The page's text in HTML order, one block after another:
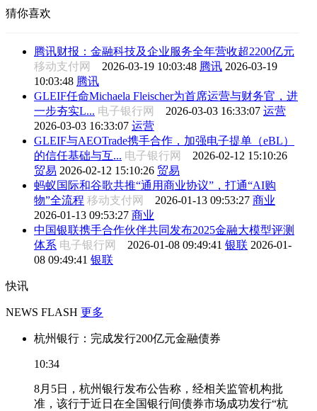
猜你喜欢
腾讯财报：金融科技及企业服务全年营收超2200亿元
移动支付网 2026-03-19 10:03:48 腾讯 2026-03-19
10:03:48 腾讯
GLEIF任命Michaela Fleischer为首席运营与财务官，进
一步夯实L... 电子银行网 2026-03-03 16:33:07 运营
2026-03-03 16:33:07 运营
GLEIF与AEOTrade携手合作，加强电子提单（eBL）
的信任基础与互... 电子银行网 2026-02-12 15:10:26
贸易 2026-02-12 15:10:26 贸易
蚂蚁国际和谷歌共推“通用商业协议”，打通“AI购
物”全流程 移动支付网 2026-01-13 09:53:27 商业
2026-01-13 09:53:27 商业
中国银联携手合作伙伴共同发布2025金融大模型评测
体系 电子银行网 2026-01-08 09:49:41 银联 2026-01-
08 09:49:41 银联
快讯
NEWS FLASH 更多
杭州银行：完成发行200亿元金融债券
10:34
8月5日，杭州银行发布公告称，经相关监管机构批
准，该行于近日在全国银行间债券市场成功发行“杭